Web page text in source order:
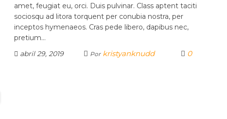
amet, feugiat eu, orci. Duis pulvinar. Class aptent taciti
sociosqu ad litora torquent per conubia nostra, per
inceptos hymenaeos. Cras pede libero, dapibus nec,
pretium…
abril 29, 2019
Por kristyanknudd 0